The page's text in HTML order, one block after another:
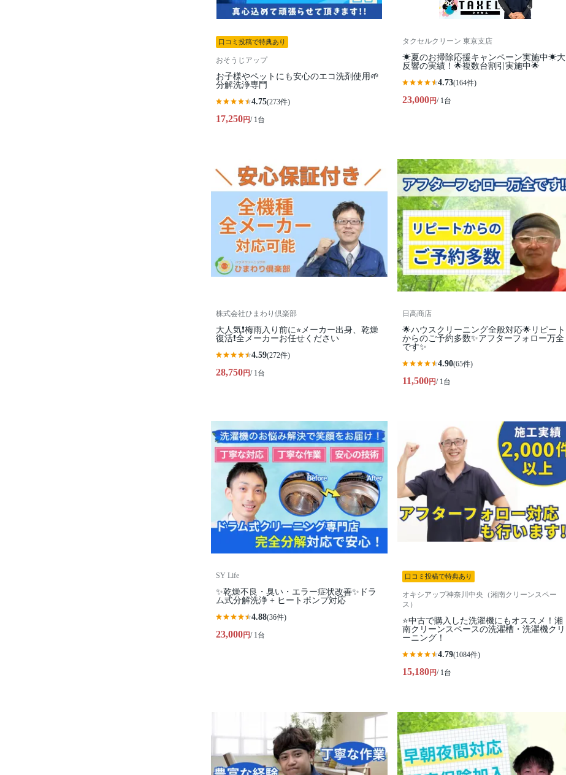
口コミ投稿で特典あり
おそうじアップ
お子様やペットにも安心のエコ洗剤使用🌱
分解洗浄専門
4.75(273件)
17,250円/ 1台
タクセルクリーン 東京支店
☀夏のお掃除応援キャンペーン実施中☀大
反響の実績！🌟複数台割引実施中🌟
4.73(164件)
23,000円/ 1台
株式会社ひまわり倶楽部
大人気❗️梅雨入り前に⭐︎メーカー出身、乾燥
復活❗️全メーカーお任せください
4.59(272件)
28,750円/ 1台
日高商店
🌟ハウスクリーニング全般対応🌟リピート
からのご予約多数✨アフターフォロー万全
です✨
4.90(65件)
11,500円/ 1台
SY Life
✨乾燥不良・臭い・エラー症状改善✨ドラ
ム式分解洗浄 + ヒートポンプ対応
4.88(36件)
23,000円/ 1台
口コミ投稿で特典あり
オキシアップ神奈川中央（湘南クリーンスペー
ス）
⭐️中古で購入した洗濯機にもオススメ！湘
南クリーンスペースの洗濯槽・洗濯機クリ
ーニング！
4.79(1084件)
15,180円/ 1台